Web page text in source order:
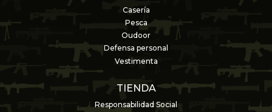
Casería
Pesca
Oudoor
Defensa personal
Vestimenta
TIENDA
Responsabilidad Social